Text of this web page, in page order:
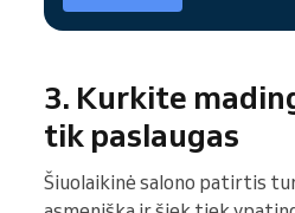
3. Kurkite
tik paslaugas
Šiuolaikinė salono patirtis